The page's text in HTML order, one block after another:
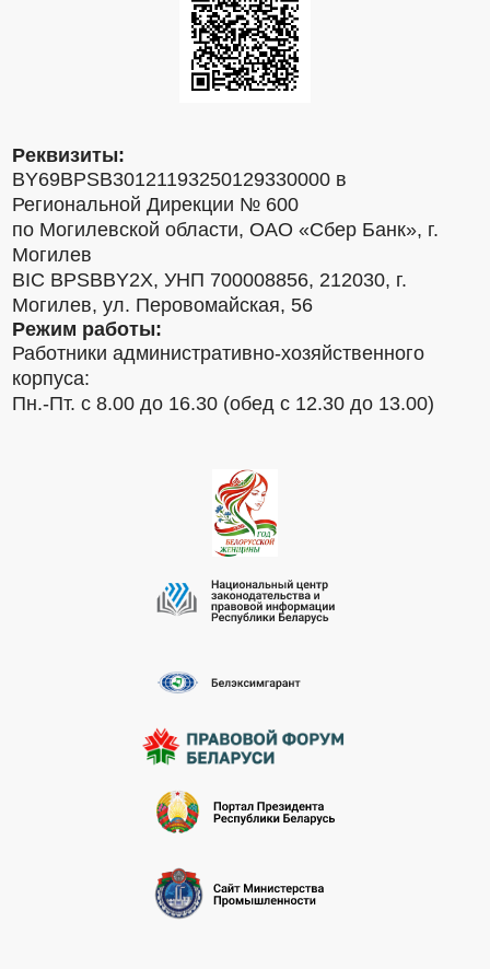
Реквизиты:
BY69BPSB30121193250129330000 в
Региональной Дирекции № 600
по Могилевской области, ОАО «Сбер Банк», г.
Могилев
BIC BPSBBY2X, УНП 700008856, 212030, г.
Могилев, ул. Перовомайская, 56
Режим работы:
Работники административно-хозяйственного
корпуса:
Пн.-Пт. с 8.00 до 16.30 (обед с 12.30 до 13.00)